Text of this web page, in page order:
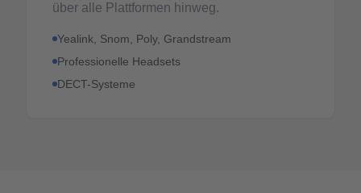
über alle Plattformen hinweg.
Yealink, Snom, Poly, Grandstream
Professionelle Headsets
DECT-Systeme